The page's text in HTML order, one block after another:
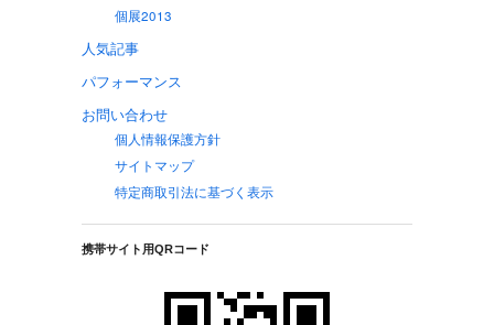
個展2013
人気記事
パフォーマンス
お問い合わせ
個人情報保護方針
サイトマップ
特定商取引法に基づく表示
携帯サイト用QRコード